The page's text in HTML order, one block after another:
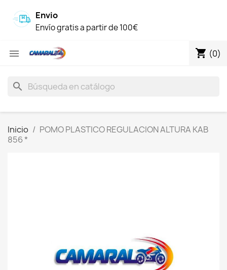
Envio
Envío gratis a partir de 100€
 shopping_cart (0)
search
Inicio
POMO PLASTICO REGULACION ALTURA KAB
856 *